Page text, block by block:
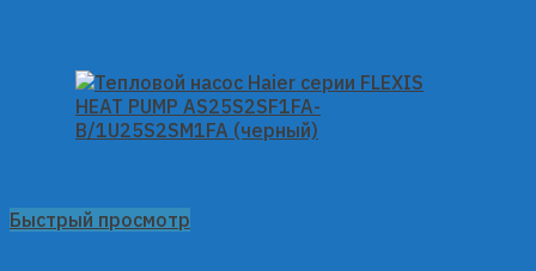
Быстрый просмотр